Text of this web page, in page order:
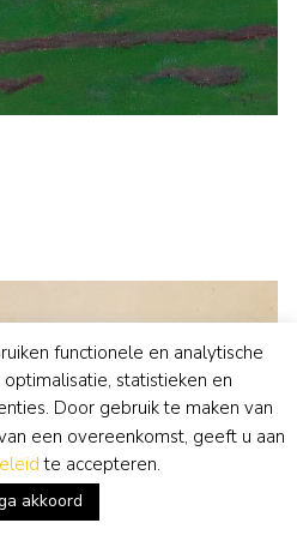
functionele en analytische
statistieken en
Door gebruik te maken van
een overeenkomst, geeft u aan
te accepteren.
akkoord